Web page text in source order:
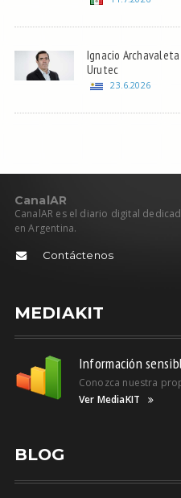
Ignacio
Urutec
23.6.2026
CanalAR
CanalAR es el diario digital
en Argentina.
Contáctenos
MEDIAKIT
Información
Conozca nuestra
Ver MediaKIT
BLOG